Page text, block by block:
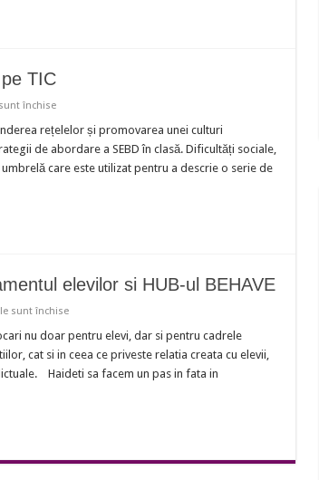
TIC
închisepentru
BEHAVE,
solutie
bazata
pe
rețelelor și promovarea unei culturi
de abordare a SEBD în clasă. Dificultăți sociale,
care este utilizat pentru a descrie o serie de
elevilor si HUB-ul BEHAVE
sunt închisepentru
noi
de
a
consolida
comportamentul
nu doar pentru elevi, dar si pentru cadrele
cat si in ceea ce priveste relatia creata cu elevii,
Haideti sa facem un pas in fata in